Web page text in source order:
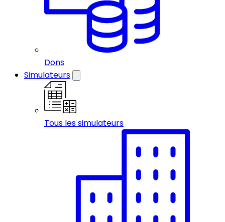
Dons
Simulateurs
Tous les simulateurs